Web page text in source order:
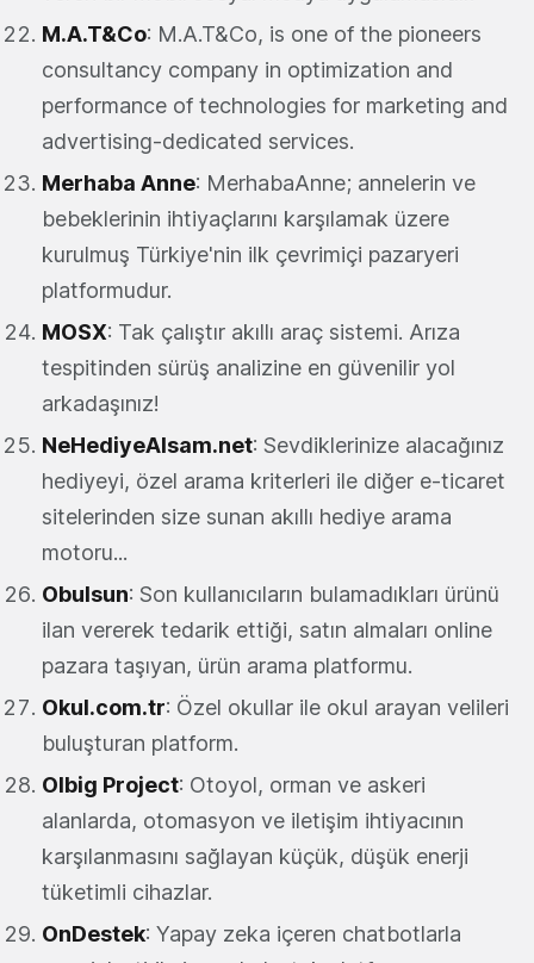
M.A.T&Co: M.A.T&Co, is one of the pioneers
consultancy company in optimization and
performance of technologies for marketing and
advertising-dedicated services.
Merhaba Anne: MerhabaAnne; annelerin ve
bebeklerinin ihtiyaçlarını karşılamak üzere
kurulmuş Türkiye'nin ilk çevrimiçi pazaryeri
platformudur.
MOSX: Tak çalıştır akıllı araç sistemi. Arıza
tespitinden sürüş analizine en güvenilir yol
arkadaşınız!
NeHediyeAlsam.net: Sevdiklerinize alacağınız
hediyeyi, özel arama kriterleri ile diğer e-ticaret
sitelerinden size sunan akıllı hediye arama
motoru...
Obulsun: Son kullanıcıların bulamadıkları ürünü
ilan vererek tedarik ettiği, satın almaları online
pazara taşıyan, ürün arama platformu.
Okul.com.tr: Özel okullar ile okul arayan velileri
buluşturan platform.
Olbig Project: Otoyol, orman ve askeri
alanlarda, otomasyon ve iletişim ihtiyacının
karşılanmasını sağlayan küçük, düşük enerji
tüketimli cihazlar.
OnDestek: Yapay zeka içeren chatbotlarla